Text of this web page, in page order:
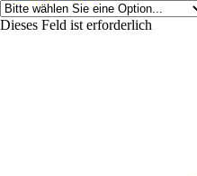
Dieses Feld ist erforderlich